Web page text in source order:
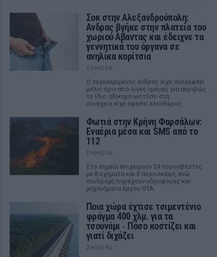
Σοκ στην Αλεξανδρούπολη:
Ανδρας βγήκε στην πλατεία του
χωριού Αβαντας και έδειχνε τα
γεννητικά του όργανα σε
ανηλίκα κορίτσια
ΣΉΜΕΡΑ
Ο συγκεκριμένος άνδρας είχε συλληφθεί
μόλις πριν από λίγες ημέρες για ακριβώς
το ίδιο αδίκημα ωστόσο στη
συνέχεια είχε αφεθεί ελεύθερος
Φωτιά στην Κρήνη Φαρσάλων:
Εναέρια μέσα και SMS από το
112
ΣΉΜΕΡΑ
Στο σημείο επιχειρούν 24 πυροσβέστες
με 8 οχήματα και 3 αεροσκάφη, ενώ
συνδρομή παρέχουν υδροφόρες και
μηχανήματα έργου ΟΤΑ.
Ποια χώρα έχτισε τσιμεντένιο
φράγμα 400 χλμ. για τα
τσουνάμι ‑ Πόσο κοστίζει και
γιατί διχάζει
ΣΉΜΕΡΑ